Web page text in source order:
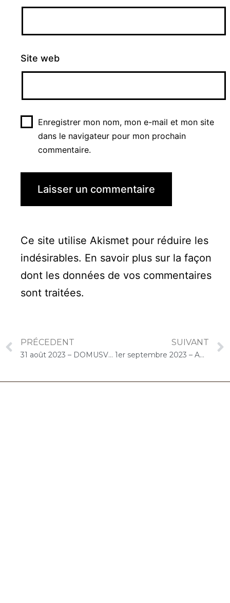
Site web
Enregistrer mon nom, mon e-mail et mon site
dans le navigateur pour mon prochain
commentaire.
Ce site utilise Akismet pour réduire les
indésirables. En savoir plus sur la façon
dont les données de vos commentaires
sont traitées.
PRÉCEDENT
31 août 2023 – DOMUSVI Granger (Draveil) : Atelier « Musique et bien-être, relaxation et détente au son du violoncelle »
SUIVANT
1er septembre 2023 – ARPAVIE La Roseraie (Triel-sur-Seine) : Concert « Gelato-Cello Solo »